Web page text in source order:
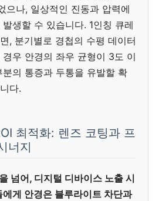
으나, 일상적인 진동과 압력에
생할 수 있습니다. 1인칭 큐레
, 분기별로 경첩의 수평 데이터
우 안경의 좌우 균형이 3도 이
의 통증과 두통을 유발할 확
다.
최적화: 렌즈 코팅과 프
너지
넘어, 디지털 디바이스 노출 시
게 안경은 블루라이트 차단과